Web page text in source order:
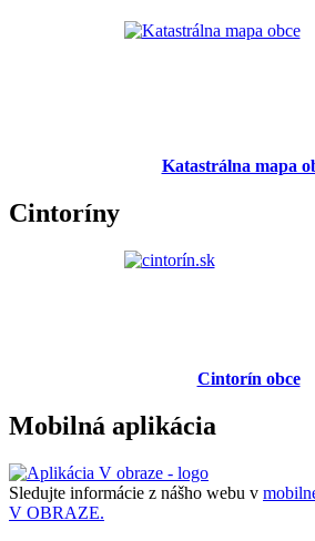
Katastrálna mapa
Cintoríny
Cintorín obce
Mobilná aplikácia
Sledujte informácie z nášho webu v
V OBRAZE.